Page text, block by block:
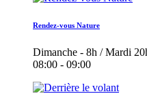
Rendez-vous Nature
Dimanche - 8h / Mardi
08:00 - 09:00